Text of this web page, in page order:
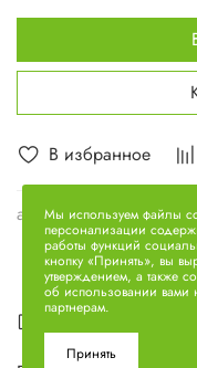
В избранное
арт.236-1003272
Описание
Мы используем файлы
персонализации
работы функций
кнопку «Принять», вы
утверждением, а также
об использовании
партнерам.
Принять